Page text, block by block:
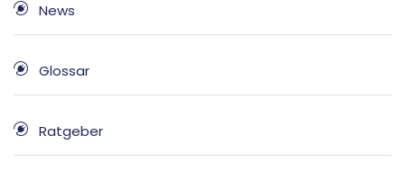
News
Glossar
Ratgeber